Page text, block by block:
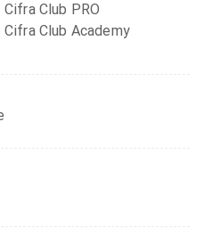
Cifra Club PRO
Cifra Club Academy